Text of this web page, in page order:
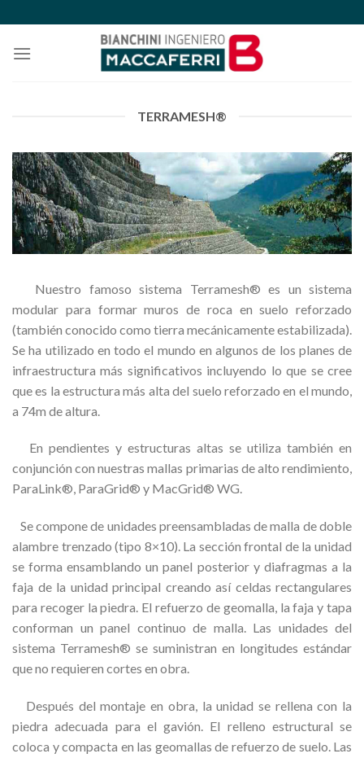
to
content
TERRAMESH®
Nuestro famoso sistema Terramesh® es un sistema
modular para formar muros de roca en suelo reforzado
(también conocido como tierra mecánicamente estabilizada).
Se ha utilizado en todo el mundo en algunos de los planes de
infraestructura más significativos incluyendo lo que se cree
que es la estructura más alta del suelo reforzado en el mundo,
a 74m de altura.
En pendientes y estructuras altas se utiliza también en
conjunción con nuestras mallas primarias de alto rendimiento,
ParaLink®, ParaGrid® y MacGrid® WG.
Se compone de unidades preensambladas de malla de doble
alambre trenzado (tipo 8×10). La sección frontal de la unidad
se forma ensamblando un panel posterior y diafragmas a la
faja de la unidad principal creando así celdas rectangulares
para recoger la piedra. El refuerzo de geomalla, la faja y tapa
conforman un panel continuo de malla. Las unidades del
sistema Terramesh® se suministran en longitudes estándar
que no requieren cortes en obra.
Después del montaje en obra, la unidad se rellena con la
piedra adecuada para el gavión. El relleno estructural se
coloca y compacta en las geomallas de refuerzo de suelo. Las